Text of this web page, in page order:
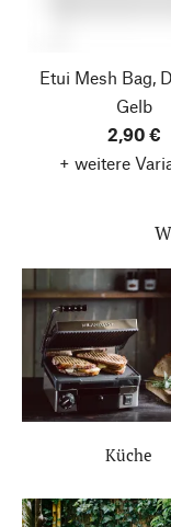
Etui Mesh Bag,
Gelb
2,90 €
+ weitere
Küche